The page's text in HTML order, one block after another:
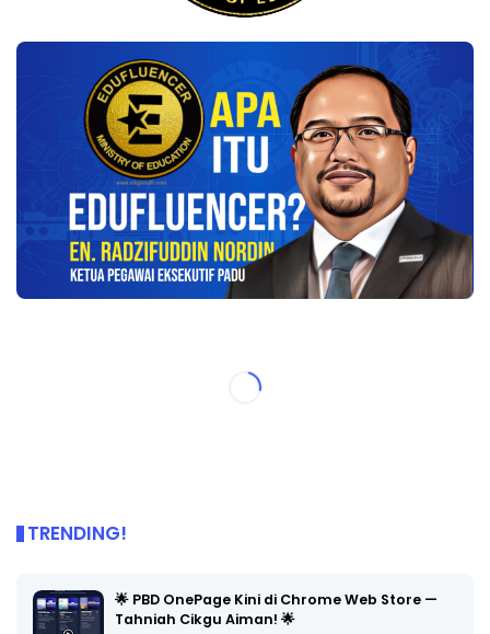
TRENDING!
🌟 PBD OnePage Kini di Chrome Web Store —
Tahniah Cikgu Aiman! 🌟